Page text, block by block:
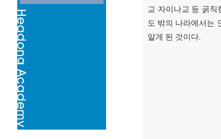
교 자이나교 등 굵
도 밖의 나라에서는
알게 된 것이다.